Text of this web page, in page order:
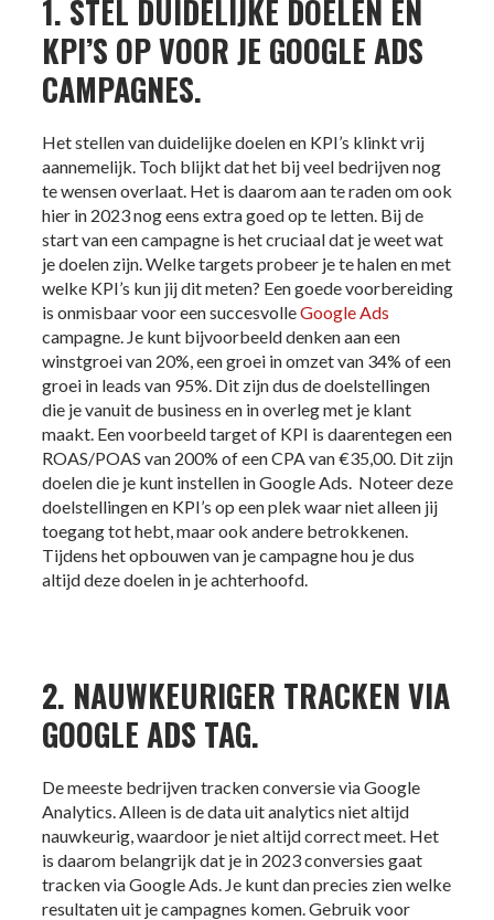
1. STEL DUIDELIJKE DOELEN EN
KPI’S OP VOOR JE GOOGLE ADS
CAMPAGNES.
Het stellen van duidelijke doelen en KPI’s klinkt vrij
aannemelijk. Toch blijkt dat het bij veel bedrijven nog
te wensen overlaat. Het is daarom aan te raden om ook
hier in 2023 nog eens extra goed op te letten. Bij de
start van een campagne is het cruciaal dat je weet wat
je doelen zijn. Welke targets probeer je te halen en met
welke KPI’s kun jij dit meten? Een goede voorbereiding
is onmisbaar voor een succesvolleGoogle Ads
campagne. Je kunt bijvoorbeeld denken aan een
winstgroei van 20%, een groei in omzet van 34% of een
groei in leads van 95%. Dit zijn dus de doelstellingen
die je vanuit de business en in overleg met je klant
maakt. Een voorbeeld target of KPI is daarentegen een
ROAS/POAS van 200% of een CPA van €35,00. Dit zijn
doelen die je kunt instellen in Google Ads. Noteer deze
doelstellingen en KPI’s op een plek waar niet alleen jij
toegang tot hebt, maar ook andere betrokkenen.
Tijdens het opbouwen van je campagne hou je dus
altijd deze doelen in je achterhoofd.
2. NAUWKEURIGER TRACKEN VIA
GOOGLE ADS TAG.
De meeste bedrijven tracken conversie via Google
Analytics. Alleen is de data uit analytics niet altijd
nauwkeurig, waardoor je niet altijd correct meet. Het
is daarom belangrijk dat je in 2023 conversies gaat
tracken via Google Ads. Je kunt dan precies zien welke
resultaten uit je campagnes komen. Gebruik voor